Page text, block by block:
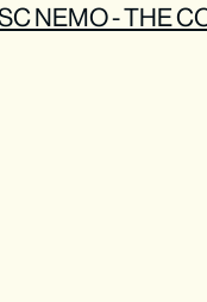
NEMO - THE